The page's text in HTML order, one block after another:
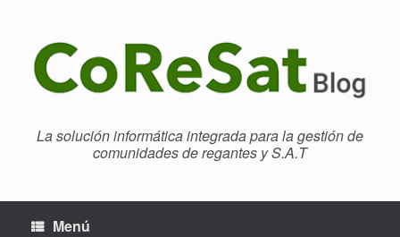
contenido
La solución informática integrada para la gestión de
comunidades de regantes y S.A.T
Menú